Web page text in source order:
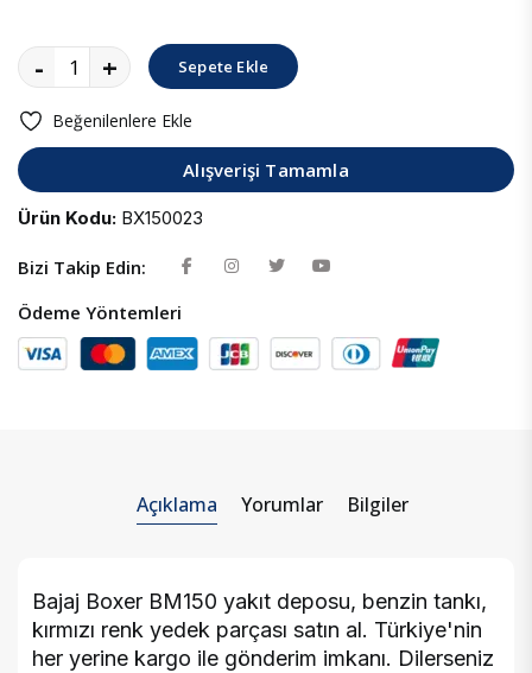
- + Sepete Ekle
Beğenilenlere Ekle
Alışverişi Tamamla
Ürün Kodu: BX150023
Bizi Takip Edin:
Ödeme Yöntemleri
Açıklama Yorumlar Bilgiler
Bajaj Boxer BM150 yakıt deposu, benzin tankı,
kırmızı renk yedek parçası satın al. Türkiye'nin
her yerine kargo ile gönderim imkanı. Dilerseniz